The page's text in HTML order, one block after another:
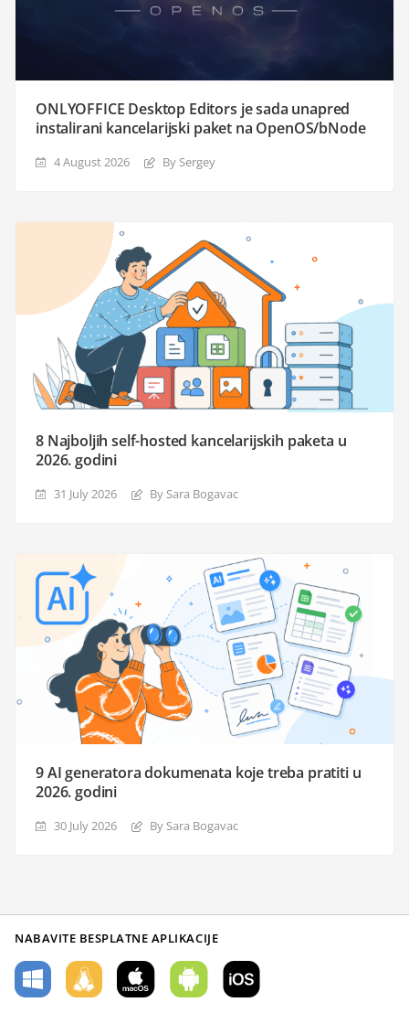
ONLYOFFICE Desktop Editors je sada unapred
instalirani kancelarijski paket na OpenOS/bNode
4 August 2026 By Sergey
8 Najboljih self-hosted kancelarijskih paketa u
2026. godini
31 July 2026 By Sara Bogavac
9 AI generatora dokumenata koje treba pratiti u
2026. godini
30 July 2026 By Sara Bogavac
NABAVITE BESPLATNE APLIKACIJE